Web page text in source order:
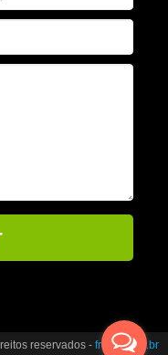
reservados - french.dev.br